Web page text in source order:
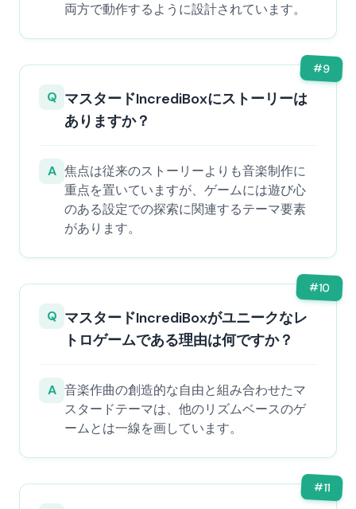
両方で動作するように設計されています。
#9
Q マスタードIncrediBoxにストーリーは
ありますか？
A 焦点は従来のストーリーよりも音楽制作に
重点を置いていますが、ゲームには遊び心
のある設定での探索に関連するテーマ要素
があります。
#10
Q マスタードIncrediBoxがユニークなレ
トロゲームである理由は何ですか？
A 音楽作曲の創造的な自由と組み合わせたマ
スタードテーマは、他のリズムベースのゲ
ームとは一線を画しています。
#11